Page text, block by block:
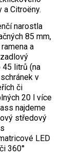
Citroëny.
narostla
85 mm,
a
litrů (na
v
či
20 l více
najdeme
středový
LED
360°